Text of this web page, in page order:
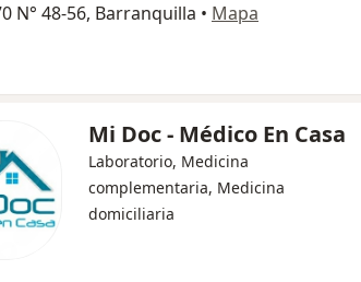
N° 48-56, Barranquilla • Mapa
Mi Doc - Médico En Casa
Laboratorio, Medicina
complementaria, Medicina
domiciliaria